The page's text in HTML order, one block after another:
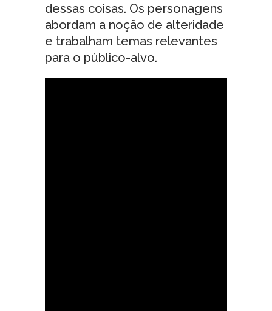
dessas coisas. Os personagens
abordam a noção de alteridade
e trabalham temas relevantes
para o público-alvo.